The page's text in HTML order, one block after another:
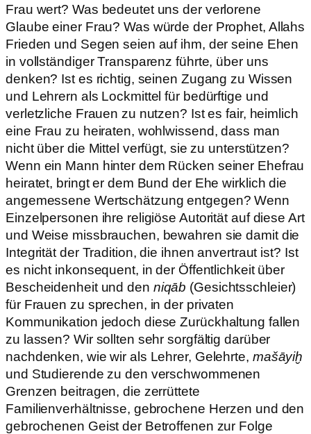
Frau wert? Was bedeutet uns der verlorene
Glaube einer Frau? Was würde der Prophet, Allahs
Frieden und Segen seien auf ihm, der seine Ehen
in vollständiger Transparenz führte, über uns
denken? Ist es richtig, seinen Zugang zu Wissen
und Lehrern als Lockmittel für bedürftige und
verletzliche Frauen zu nutzen? Ist es fair, heimlich
eine Frau zu heiraten, wohlwissend, dass man
nicht über die Mittel verfügt, sie zu unterstützen?
Wenn ein Mann hinter dem Rücken seiner Ehefrau
heiratet, bringt er dem Bund der Ehe wirklich die
angemessene Wertschätzung entgegen? Wenn
Einzelpersonen ihre religiöse Autorität auf diese Art
und Weise missbrauchen, bewahren sie damit die
Integrität der Tradition, die ihnen anvertraut ist? Ist
es nicht inkonsequent, in der Öffentlichkeit über
Bescheidenheit und den niqāb (Gesichtsschleier)
für Frauen zu sprechen, in der privaten
Kommunikation jedoch diese Zurückhaltung fallen
zu lassen? Wir sollten sehr sorgfältig darüber
nachdenken, wie wir als Lehrer, Gelehrte, mašāyiḫ
und Studierende zu den verschwommenen
Grenzen beitragen, die zerrüttete
Familienverhältnisse, gebrochene Herzen und den
gebrochenen Geist der Betroffenen zur Folge